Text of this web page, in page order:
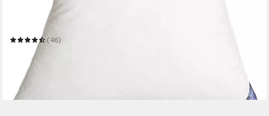
Füllung 1600 Gr. oder 1400
80 x 80 cm
(46)
ab 79,99 €
(40,00 €/ 1 Stk)
-20%
in 2-3 Werktagen bei dir